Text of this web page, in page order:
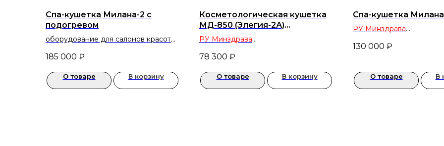
Спа-кушетка Милана-2 с
подогревом
оборудование для салонов красоты
185 000 ₽
О товаре В корзину
Косметологическая кушетка
МД-850 (Элегия-2А)
(электропривод, 2 мотора
РУ Минздрава
и косметологических кабинетов
78 300 ₽
О товаре В корзину
Спа-кушетка Милана
РУ Минздрава
и косметологических
130 000 ₽
О товаре В